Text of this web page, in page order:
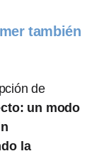
también
de
un modo
la